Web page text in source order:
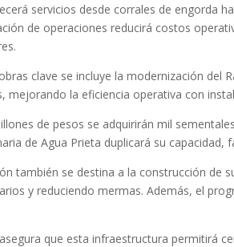
servicios desde corrales de engorda
de operaciones reducirá costos
clave se incluye la modernización del
mejorando la eficiencia operativa con
de pesos se adquirirán mil
de Agua Prieta duplicará su
también se destina a la construcción de
y reduciendo mermas. Además, el
asegura que esta infraestructura permitirá